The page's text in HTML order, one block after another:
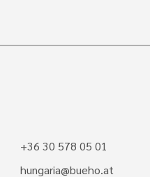
+36 30 578 05 01
hungaria@bueho.at